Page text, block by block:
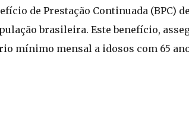
de Prestação Continuada (BPC)
brasileira. Este benefício,
mínimo mensal a idosos com 65